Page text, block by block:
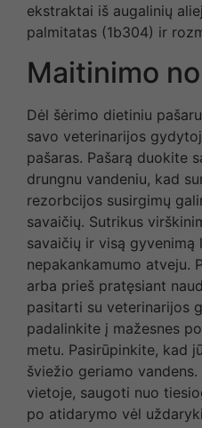
ekstraktai iš augalinių
palmitatas (1b304) ir
Maitinimo
Dėl šėrimo dietiniu
savo veterinarijos
pašaras. Pašarą duokite
drungnu vandeniu, kad
rezorbcijos susirgimų
savaičių. Sutrikus
savaičių ir visą gyvenimą
nepakankamumo atveju.
arba prieš pratęsiant
pasitarti su veterinarijos
padalinkite į mažesnes
metu. Pasirūpinkite, kad
šviežio geriamo
vietoje, saugoti nuo
po atidarymo vėl